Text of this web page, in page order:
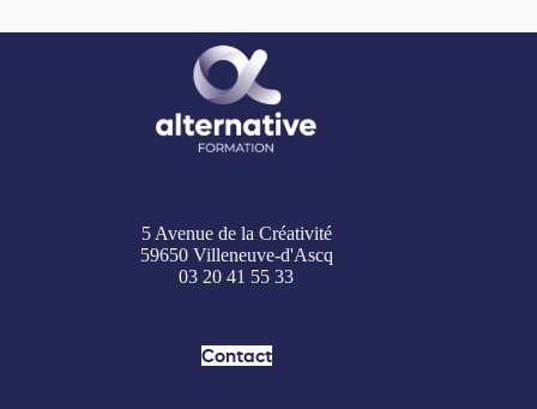
5 Avenue de la Créativité
59650 Villeneuve-d'Ascq
03 20 41 55 33
Contact